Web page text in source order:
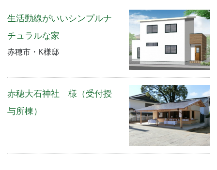
生活動線がいいシンプルナ
チュラルな家
赤穂市・K様邸
赤穂大石神社 様（受付授
与所棟）